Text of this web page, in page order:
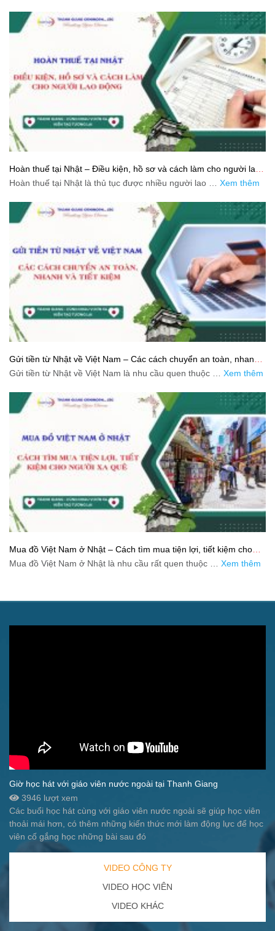
Hoàn thuế tại Nhật – Điều kiện, hồ sơ và cách làm cho người lao
động
Hoàn thuế tại Nhật là thủ tục được nhiều người lao … Xem thêm
Gửi tiền từ Nhật về Việt Nam – Các cách chuyển an toàn, nhanh
và tiết kiệm
Gửi tiền từ Nhật về Việt Nam là nhu cầu quen thuộc … Xem thêm
Mua đồ Việt Nam ở Nhật – Cách tìm mua tiện lợi, tiết kiệm cho
người xa quê
Mua đồ Việt Nam ở Nhật là nhu cầu rất quen thuộc … Xem thêm
Giờ học hát với giáo viên nước ngoài tại Thanh Giang
3946 lượt xem
Các buổi học hát cùng với giáo viên nước ngoài sẽ giúp học viên
thoải mái hơn, có thêm những kiến thức mới làm động lực để học
viên cố gắng học những bài sau đó
VIDEO CÔNG TY
VIDEO HỌC VIÊN
VIDEO KHÁC